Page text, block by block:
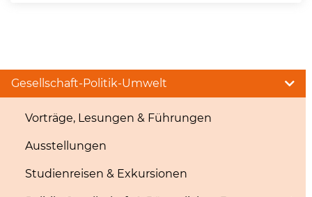
Gesellschaft-Politik-Umwelt
Vorträge, Lesungen & Führungen
Ausstellungen
Studienreisen & Exkursionen